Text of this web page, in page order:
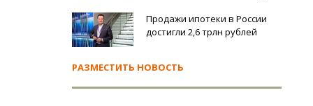
Продажи ипотеки в России
достигли 2,6 трлн рублей
РАЗМЕСТИТЬ НОВОСТЬ